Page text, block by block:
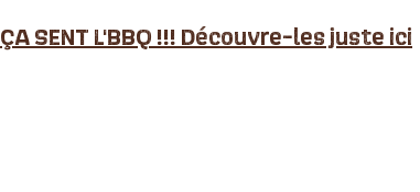
ÇA SENT L'BBQ !!! Découvre-les juste ici